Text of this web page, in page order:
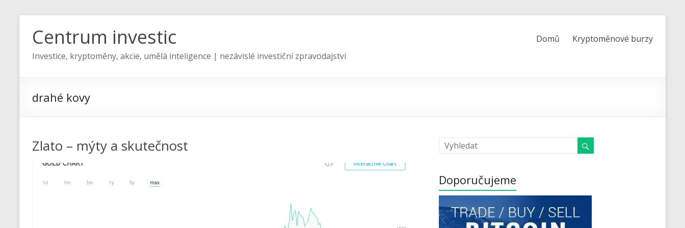
Centrum investic
Investice, kryptoměny, akcie, umělá inteligence | nezávislé investiční zpravodajství
Domů Kryptoměnové burzy
drahé kovy
Zlato – mýty a skutečnost
Doporučujeme